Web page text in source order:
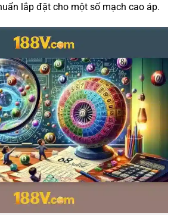
lắp đặt cho một số mạch cao áp.